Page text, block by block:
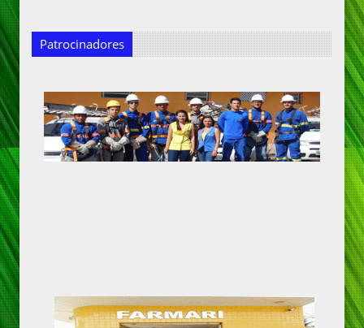
Patrocinadores